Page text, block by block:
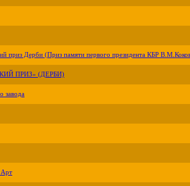
приз Дерби (Приз памяти первого президента КБР
ПРИЗ» (ДЕРБИ)
завода
Арт